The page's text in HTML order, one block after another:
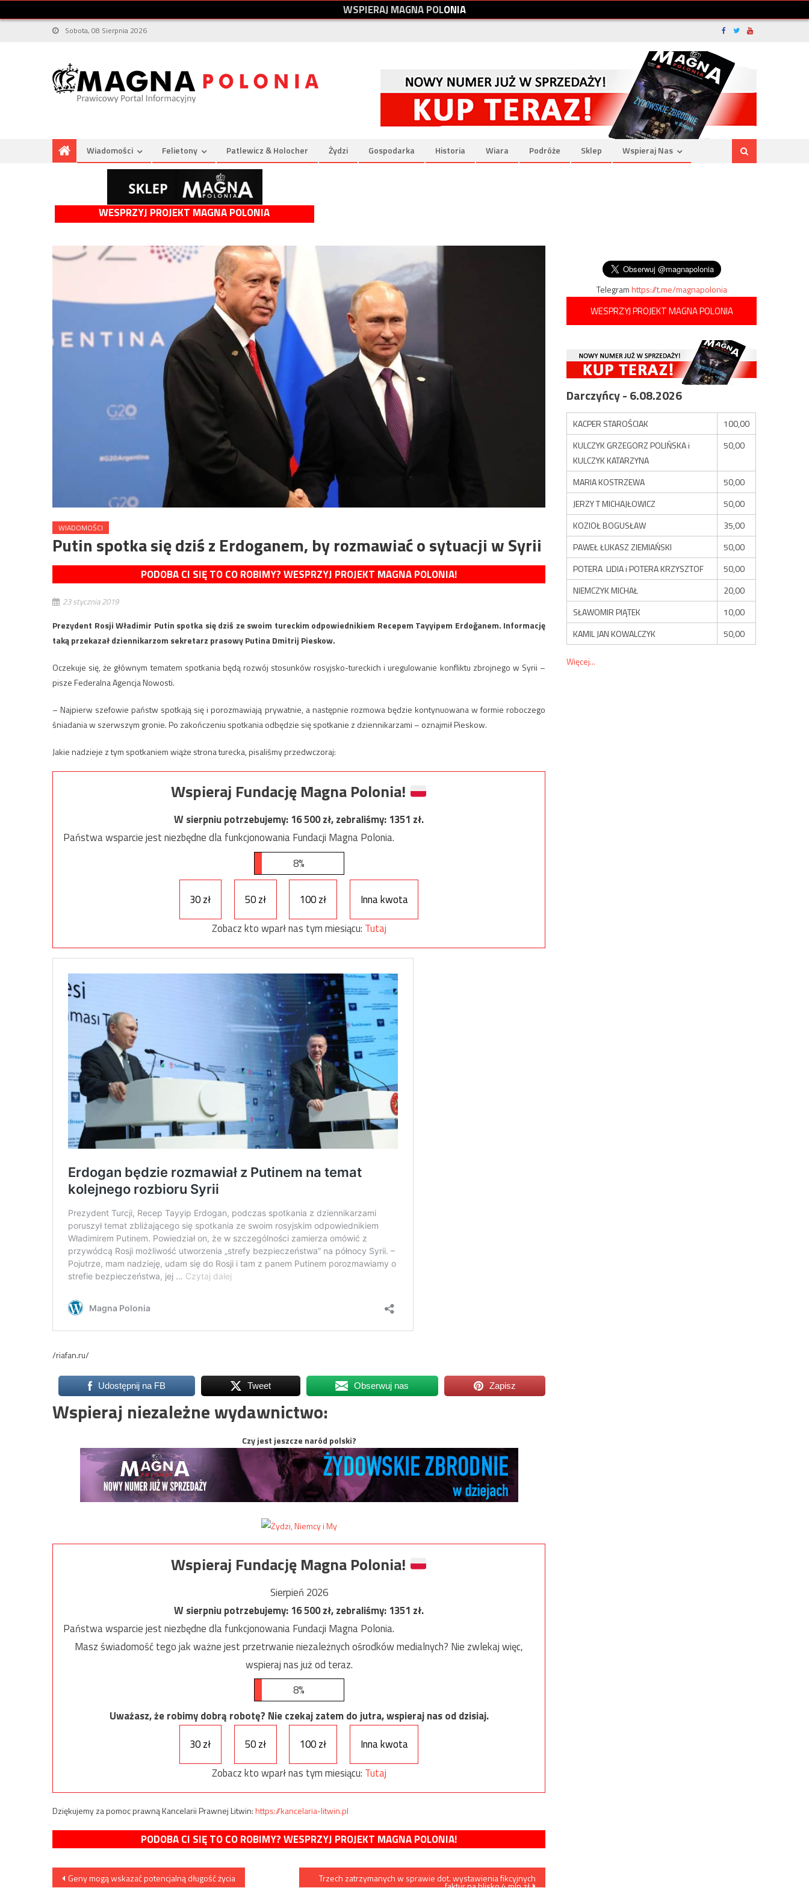
WSPIERAJMAGNAPOLONIA
Sobota, 08 Sierpnia 2026
Wiadomości Felietony Patlewicz & Holocher Żydzi Gospodarka Historia Wiara Podróże Sklep Wspieraj Nas
WESPRZYJ PROJEKT MAGNA POLONIA
WIADOMOŚCI
Putin spotka się dziś z Erdoganem, by rozmawiać o sytuacji w Syrii
PODOBA CI SIĘ TO CO ROBIMY? WESPRZYJ PROJEKT MAGNA POLONIA!
23 stycznia 2019
Prezydent Rosji Władimir Putin spotka się dziś ze swoim tureckim odpowiednikiem Recepem Tayyipem Erdoğanem. Informację
taką przekazał dziennikarzom sekretarz prasowy Putina Dmitrij Pieskow.
Oczekuje się, że głównym tematem spotkania będą rozwój stosunków rosyjsko-tureckich i uregulowanie konfliktu zbrojnego w Syrii –
pisze Federalna Agencja Nowosti.
– Najpierw szefowie państw spotkają się i porozmawiają prywatnie, a następnie rozmowa będzie kontynuowana w formie roboczego
śniadania w szerwszym gronie. Po zakończeniu spotkania odbędzie się spotkanie z dziennikarzami – oznajmił Pieskow.
Jakie nadzieje z tym spotkaniem wiąże strona turecka, pisaliśmy przedwczoraj:
Wspieraj Fundację Magna Polonia!
W sierpniu potrzebujemy:16 500zł, zebraliśmy:1351 zł.
Państwa wsparcie jest niezbędne dla funkcjonowania Fundacji Magna Polonia.
8%
30 zł 50 zł 100 zł
Inna kwota
Zobacz kto wparł nas tym miesiącu: Tutaj
/riafan.ru/
Udostępnij na FB Tweet Obserwuj nas Zapisz
Wspieraj niezależne wydawnictwo:
Czy jest jeszcze naród polski?
Wspieraj Fundację Magna Polonia!
Sierpień 2026
W sierpniu potrzebujemy:16 500zł, zebraliśmy:1351 zł.
Państwa wsparcie jest niezbędne dla funkcjonowania Fundacji Magna Polonia.
Masz świadomość tego jak ważne jest przetrwanie niezależnych ośrodków medialnych? Nie zwlekaj więc,
wspieraj nas już od teraz.
8%
Uważasz, że robimy dobrą robotę? Nie czekaj zatem do jutra, wspieraj nas od dzisiaj.
30 zł
50 zł 100 zł
Inna kwota
Zobacz kto wparł nas tym miesiącu: Tutaj
Dziękujemy za pomoc prawną Kancelarii Prawnej Litwin:https://kancelaria-litwin.pl
PODOBA CI SIĘ TO CO ROBIMY? WESPRZYJ PROJEKT MAGNA POLONIA!
Nawigacja
Geny mogą wskazać potencjalną długość życia Trzech zatrzymanych w sprawie dot. wystawienia fikcyjnych
Telegramhttps://t.me/magnapolonia
WESPRZYJ PROJEKT MAGNA POLONIA
Darczyńcy - 6.08.2026
KACPER STAROŚCIAK
100,00
KULCZYK GRZEGORZ POLIŃSKA i
KULCZYK KATARZYNA
50,00
MARIA KOSTRZEWA
50,00
JERZY T MICHAJŁOWICZ
50,00
KOZIOŁ BOGUSŁAW
35,00
PAWEŁ ŁUKASZ ZIEMIAŃSKI
50,00
POTERA LIDIA i POTERA KRZYSZTOF
50,00
NIEMCZYK MICHAŁ
20,00
SŁAWOMIR PIĄTEK
10,00
KAMIL JAN KOWALCZYK
50,00
Więcej...